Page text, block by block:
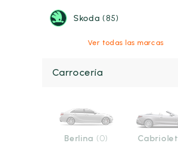
Skoda (85)
Ver todas las marcas
Carrocería
Berlina (0) Cabriolet